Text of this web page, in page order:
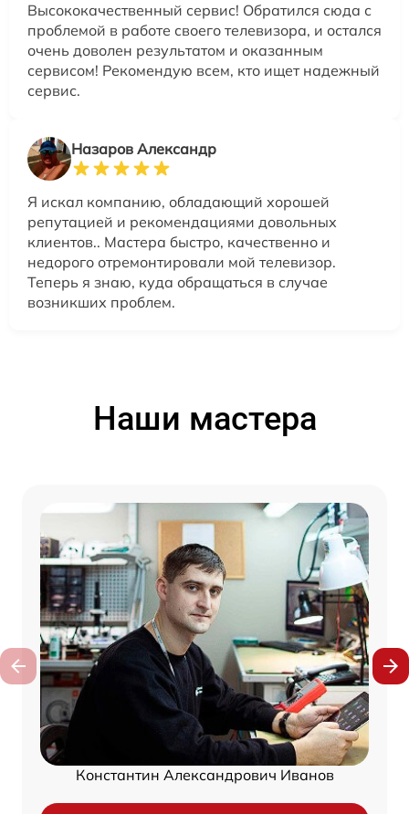
Высококачественный сервис! Обратился сюда с
проблемой в работе своего телевизора, и остался
очень доволен результатом и оказанным
сервисом! Рекомендую всем, кто ищет надежный
сервис.
Назаров Александр
Я искал компанию, обладающий хорошей
репутацией и рекомендациями довольных
клиентов.. Мастера быстро, качественно и
недорого отремонтировали мой телевизор.
Теперь я знаю, куда обращаться в случае
возникших проблем.
Наши мастера
Константин Александрович Иванов